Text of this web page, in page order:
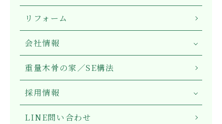
リフォーム
会社情報
重量木骨の家／SE構法
採用情報
LINE問い合わせ